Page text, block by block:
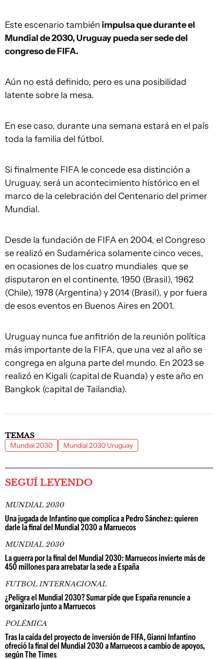
Este escenario también impulsa que durante el
Mundial de 2030, Uruguay pueda ser sede del
congreso de FIFA.
Aún no está definido, pero es una posibilidad
latente sobre la mesa.
En ese caso, durante una semana estará en el país
toda la familia del fútbol.
Si finalmente FIFA le concede esa distinción a
Uruguay, será un acontecimiento histórico en el
marco de la celebración del Centenario del primer
Mundial.
Desde la fundación de FIFA en 2004, el Congreso
se realizó en Sudamérica solamente cinco veces,
en ocasiones de los cuatro mundiales que se
disputaron en el continente, 1950 (Brasil), 1962
(Chile), 1978 (Argentina) y 2014 (Brasil), y por fuera
de esos eventos en Buenos Aires en 2001.
Uruguay nunca fue anfitrión de la reunión política
más importante de la FIFA, que una vez al año se
congrega en alguna parte del mundo. En 2023 se
realizó en Kigali (capital de Ruanda) y este año en
Bangkok (capital de Tailandia).
TEMAS
Mundial 2030 Mundial 2030 Uruguay
SEGUÍ LEYENDO
MUNDIAL 2030
Una jugada de Infantino que complica a Pedro Sánchez: quieren
darle la final del Mundial 2030 a Marruecos
MUNDIAL 2030
La guerra por la final del Mundial 2030: Marruecos invierte más de
450 millones para arrebatar la sede a España
FUTBOL INTERNACIONAL
¿Peligra el Mundial 2030? Sumar pide que España renuncie a
organizarlo junto a Marruecos
POLÉMICA
Tras la caída del proyecto de inversión de FIFA, Gianni Infantino
ofreció la final del Mundial 2030 a Marruecos a cambio de apoyos,
según The Times